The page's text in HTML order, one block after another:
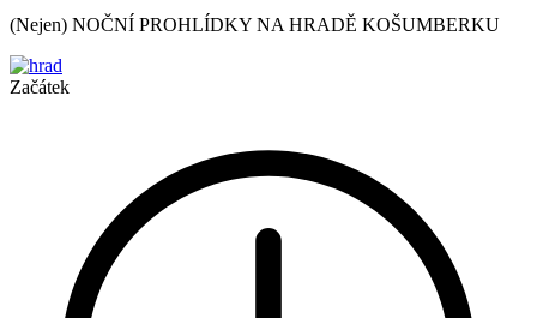
(Nejen) NOČNÍ PROHLÍDKY NA HRADĚ KOŠUMBERKU
Začátek